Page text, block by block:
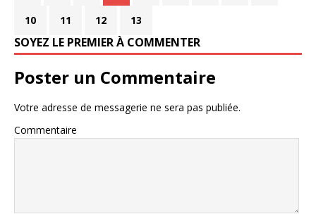
10 11 12 13
SOYEZ LE PREMIER À COMMENTER
Poster un Commentaire
Votre adresse de messagerie ne sera pas publiée.
Commentaire